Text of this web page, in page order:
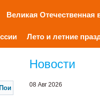
Великая Отечественная
Лето и летние
Новости
08 Авг 2026